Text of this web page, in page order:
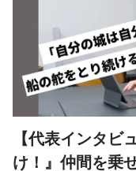
【代表インタビ
け！』仲間を乗